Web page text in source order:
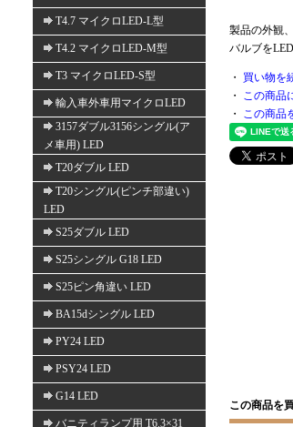
T4.7 マイクロLED-L型
T4.2 マイクロLED-M型
T3 マイクロLED-S型
輸入車外車用マイクロLED
3157ダブル3156シングル(ア
メ車用) LED
T20ダブル LED
T20シングル(ピンチ部違い)
LED
S25ダブル LED
S25シングル G18 LED
S25ピン角違い LED
BA15dシングル LED
PY24 LED
PSY24 LED
G14 LED
バニティランプ用 T6.3×31
製品の外観
バルブを
・ 買い物を
・ この商品
・ この商品
この商品を